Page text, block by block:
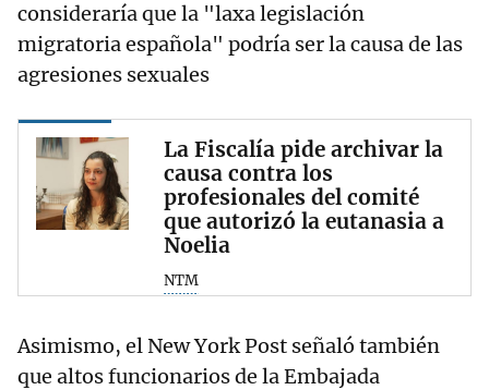
consideraría que la "laxa legislación
migratoria española" podría ser la causa de las
agresiones sexuales
La Fiscalía pide archivar la
causa contra los
profesionales del comité
que autorizó la eutanasia a
Noelia
NTM
Asimismo, el New York Post señaló también
que altos funcionarios de la Embajada